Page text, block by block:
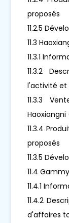
proposés
11.2.5
11.3
11.3.1
11.3.2
l'activité
11.3.3
11.3.4
proposés
11.3.5
11.4 Gammy
11.4.1
11.4.2
d'affaires